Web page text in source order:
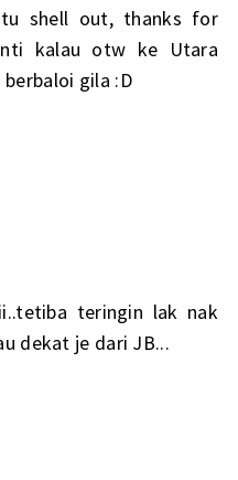
shell out, thanks for
kalau otw ke Utara
gila :D
teringin lak nak
dekat je dari JB...